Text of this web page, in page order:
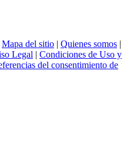
Mapa del sitio | Quienes somos |
Legal | Condiciones de Uso y
del consentimiento de